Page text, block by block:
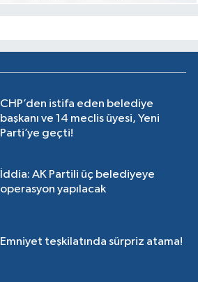
CHP’den istifa eden belediye
başkanı ve 14 meclis üyesi, Yeni
Parti’ye geçti!
İddia: AK Partili üç belediyeye
operasyon yapılacak
Emniyet teşkilatında sürpriz atama!